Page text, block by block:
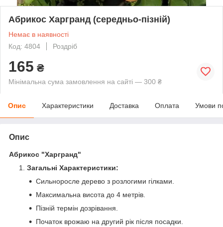
Абрикос Харгранд (середньо-пізній)
Немає в наявності
Код: 4804
Роздріб
165 ₴
Мінімальна сума замовлення на сайті — 300 ₴
Опис Характеристики Доставка Оплата Умови
Опис
Абрикос "Харгранд"
Загальні Характеристики:
Сильноросле дерево з розлогими гілками.
Максимальна висота до 4 метрів.
Пізній термін дозрівання.
Початок врожаю на другий рік після посадки.